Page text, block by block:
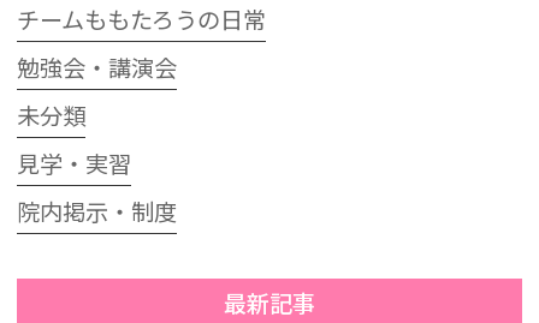
チームももたろうの日常
勉強会・講演会
未分類
見学・実習
院内掲示・制度
最新記事